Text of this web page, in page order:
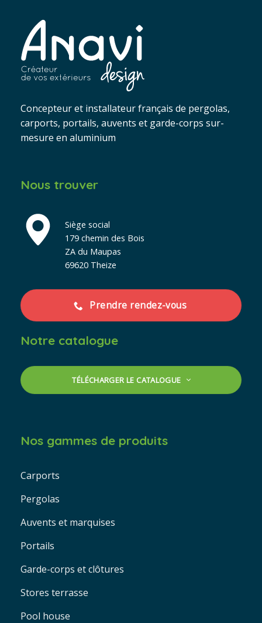
Concepteur et installateur français de pergolas,
carports, portails, auvents et garde-corps sur-
mesure en aluminium
Nous trouver
Siège social
179 chemin des Bois
ZA du Maupas
69620 Theize
Prendre rendez-vous
Notre catalogue
TÉLÉCHARGER LE CATALOGUE
Nos gammes de produits
Carports
Pergolas
Auvents et marquises
Portails
Garde-corps et clôtures
Stores terrasse
Pool house